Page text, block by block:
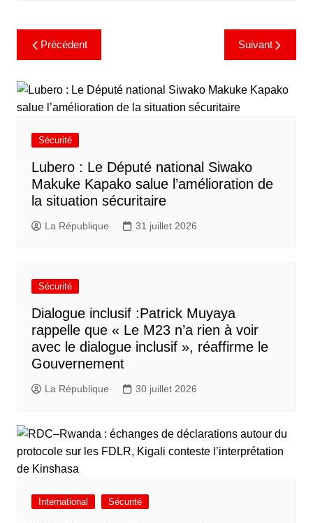
Précédent Suivant
Sécurité
Lubero : Le Député national Siwako
Makuke Kapako salue l’amélioration de
la situation sécuritaire
La République 31 juillet 2026
Sécurité
Dialogue inclusif :Patrick Muyaya
rappelle que « Le M23 n’a rien à voir
avec le dialogue inclusif », réaffirme le
Gouvernement
La République 30 juillet 2026
International Sécurité